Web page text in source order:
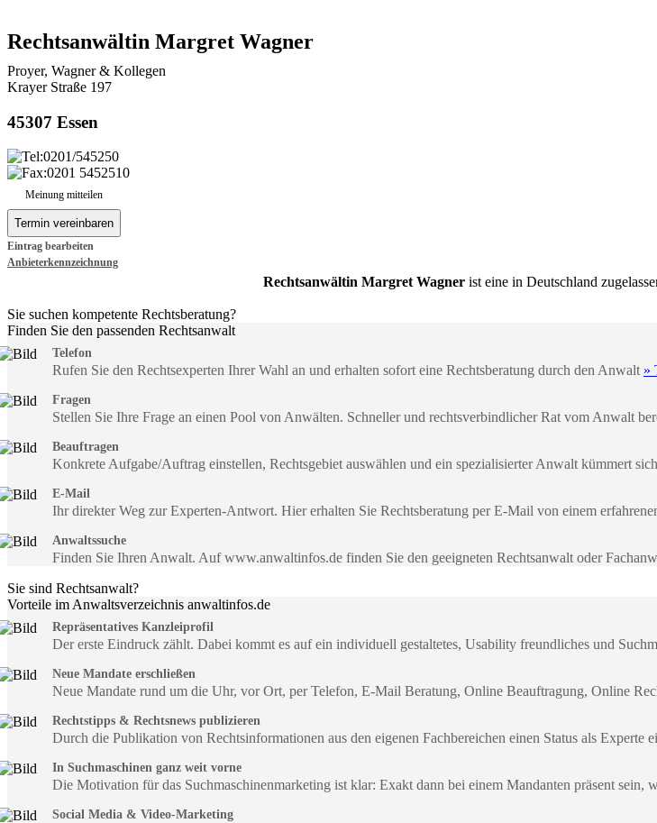
Rechtsanwältin Margret Wagner
Proyer, Wagner & Kollegen
Krayer Straße 197
45307 Essen
0201/545250
0201 5452510
Meinung mitteilen
Eintrag bearbeiten
Anbieterkennzeichnung
Rechtsanwältin Margret Wagner ist eine in Deutschland
Sie suchen kompetente Rechtsberatung?
Finden Sie den passenden Rechtsanwalt
Telefon
Rufen Sie den Rechtsexperten Ihrer Wahl an und erhalten sofort eine Rechtsberatung durch den Anwalt »
Fragen
Stellen Sie Ihre Frage an einen Pool von Anwälten. Schneller und rechtsverbindlicher Rat vom Anwalt
Beauftragen
Konkrete Aufgabe/Auftrag einstellen, Rechtsgebiet auswählen und ein spezialisierter Anwalt kümmert
E-Mail
Ihr direkter Weg zur Experten-Antwort. Hier erhalten Sie Rechtsberatung per E-Mail von einem
Anwaltssuche
Finden Sie Ihren Anwalt. Auf www.anwaltinfos.de finden Sie den geeigneten Rechtsanwalt oder
Sie sind Rechtsanwalt?
Vorteile im Anwaltsverzeichnis anwaltinfos.de
Repräsentatives Kanzleiprofil
Der erste Eindruck zählt. Dabei kommt es auf ein individuell gestaltetes, Usability freundliches und
Neue Mandate erschließen
Neue Mandate rund um die Uhr, vor Ort, per Telefon, E-Mail Beratung, Online Beauftragung, Online
Rechtstipps & Rechtsnews publizieren
Durch die Publikation von Rechtsinformationen aus den eigenen Fachbereichen einen Status als Experte
In Suchmaschinen ganz weit vorne
Die Motivation für das Suchmaschinenmarketing ist klar: Exakt dann bei einem Mandanten präsent sein,
Social Media & Video-Marketing